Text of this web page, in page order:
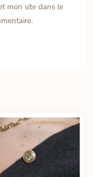
mon site dans le